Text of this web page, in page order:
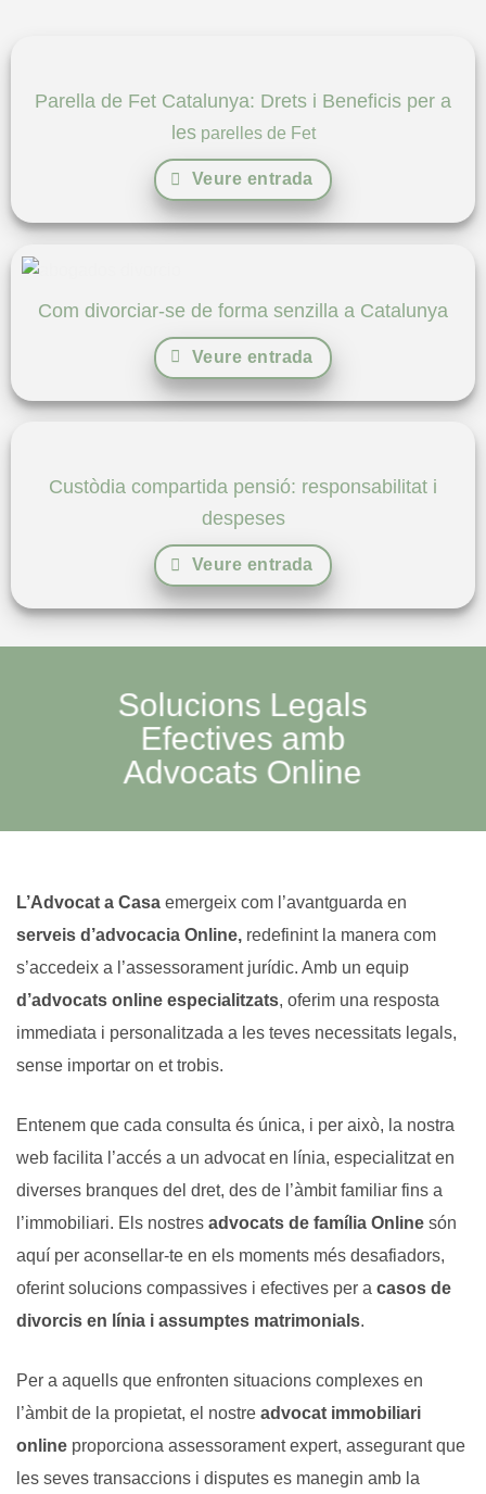
Parella de Fet Catalunya: Drets i Beneficis per a
lesparelles de Fet
Veure entrada
Com divorciar-se de forma senzilla a Catalunya
Veure entrada
Custòdia compartida pensió: responsabilitat i
despeses
Veure entrada
Solucions Legals
Efectives amb
Advocats Online
L’Advocat a Casa emergeix com l’avantguarda en
serveis d’advocacia Online, redefinint la manera com
s’accedeix a l’assessorament jurídic. Amb un equip
d’advocats online especialitzats , oferim una resposta
immediata i personalitzada a les teves necessitats legals,
sense importar on et trobis.
Entenem que cada consulta és única, i per això, la nostra
web facilita l’accés a un advocat en línia, especialitzat en
diverses branques del dret, des de l’àmbit familiar fins a
l’immobiliari. Els nostres advocats de família Online són
aquí per aconsellar-te en els moments més desafiadors,
oferint solucions compassives i efectives per a casos de
divorcis en línia i assumptes matrimonials
Per a aquells que enfronten situacions complexes en
l’àmbit de la propietat, el nostre advocat immobiliari
online proporciona assessorament expert, assegurant que
les seves transaccions i disputes es manegin amb la